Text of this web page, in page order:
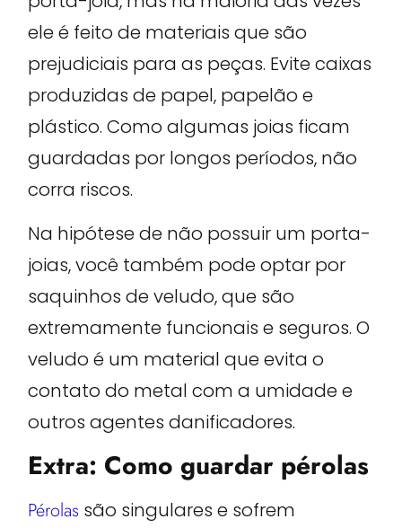
ele é feito de materiais que são
prejudiciais para as peças. Evite caixas
produzidas de papel, papelão e
plástico. Como algumas joias ficam
guardadas por longos períodos, não
corra riscos.
Na hipótese de não possuir um porta-
joias, você também pode optar por
saquinhos de veludo, que são
extremamente funcionais e seguros. O
veludo é um material que evita o
contato do metal com a umidade e
outros agentes danificadores.
Extra: Como guardar pérolas
Pérolas são singulares e sofrem